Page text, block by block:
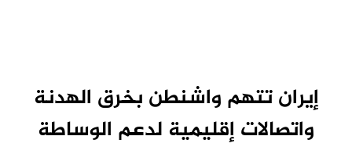
إيران تتهم واشنطن بخرق الهدنة
واتصالات إقليمية لدعم الوساطة